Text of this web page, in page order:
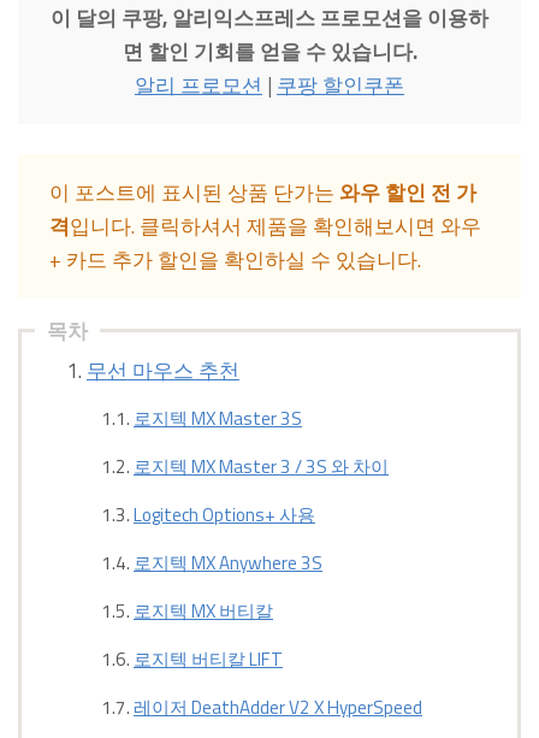
이 달의 쿠팡, 알리익스프레스 프로모션을 이용하
면 할인 기회를 얻을 수 있습니다.
알리 프로모션 | 쿠팡 할인쿠폰
이 포스트에 표시된 상품 단가는 와우 할인 전 가
격입니다. 클릭하셔서 제품을 확인해보시면 와우
+ 카드 추가 할인을 확인하실 수 있습니다.
목차
무선 마우스 추천
로지텍 MX Master 3S
로지텍 MX Master 3 / 3S 와 차이
Logitech Options+ 사용
로지텍 MX Anywhere 3S
로지텍 MX 버티칼
로지텍 버티칼 LIFT
레이저 DeathAdder V2 X HyperSpeed